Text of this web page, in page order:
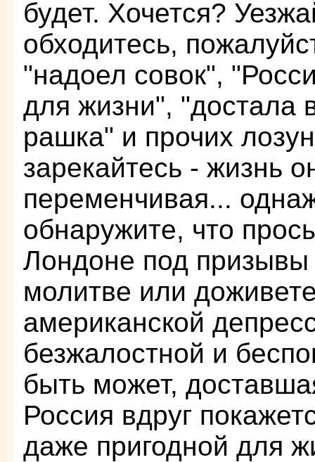
будет. Хочется?
обходитесь,
"надоел совок",
для жизни", "достала
рашка" и прочих
зарекайтесь - жизнь
переменчивая...
обнаружите, что
Лондоне под призывы
молитве или
американской
безжалостной и
быть может,
Россия вдруг
даже пригодной для